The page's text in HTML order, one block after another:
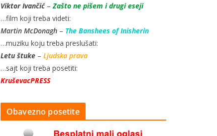
Viktor Ivančić– Zašto ne pišem i drugi eseji
…film koji treba videti:
Martin McDonagh – The Banshees of Inisherin
…muziku koju treba preslušati:
Letu štuke – Ljudska prava
…sajt koji treba posetiti:
KruševacPRESS
Obavezno posetite